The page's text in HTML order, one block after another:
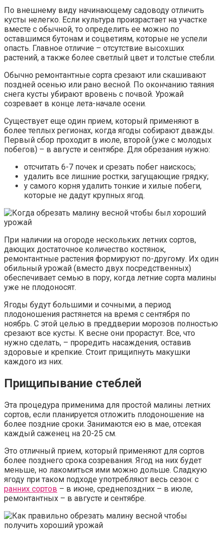
По внешнему виду начинающему садоводу отличить
кусты нелегко. Если культура произрастает на участке
вместе с обычной, то определить ее можно по
оставшимся бутонам и соцветиям, которые не успели
опасть. Главное отличие – отсутствие высохших
растений, а также более светлый цвет и толстые стебли.
Обычно ремонтантные сорта срезают или скашивают
поздней осенью или рано весной. По окончанию таяния
снега кусты убирают вровень с почвой. Урожай
созревает в конце лета-начале осени.
Существует еще один прием, который применяют в
более теплых регионах, когда ягоды собирают дважды.
Первый сбор проходит в июле, второй (уже с молодых
побегов) – в августе и сентябре. Для обрезания нужно:
отсчитать 6-7 почек и срезать побег наискось;
удалить все лишние ростки, загущающие грядку;
у самого корня удалить тонкие и хилые побеги,
которые не дадут крупных ягод.
При наличии на огороде нескольких летних сортов,
дающих достаточное количество костянок,
ремонтантные растения формируют по-другому. Их один
обильный урожай (вместо двух посредственных)
обеспечивает семью в пору, когда летние сорта малины
уже не плодоносят.
Ягоды будут большими и сочными, а период
плодоношения растянется на время с сентября по
ноябрь. С этой целью в преддверии морозов полностью
срезают все кусты. К весне они прорастут. Все, что
нужно сделать, – проредить насаждения, оставив
здоровые и крепкие. Стоит прищипнуть макушки
каждого из них.
Прищипывание стеблей
Эта процедура применима для простой малины летних
сортов, если планируется отложить плодоношение на
более поздние сроки. Занимаются ею в мае, отсекая
каждый саженец на 20-25 см.
Это отличный прием, который применяют для сортов
более позднего срока созревания. Ягод на них будет
меньше, но лакомиться ими можно дольше. Сладкую
ягоду при таком подходе употребляют весь сезон: с
ранних сортов – в июне, среднепоздних – в июле,
ремонтантных – в августе и сентябре.